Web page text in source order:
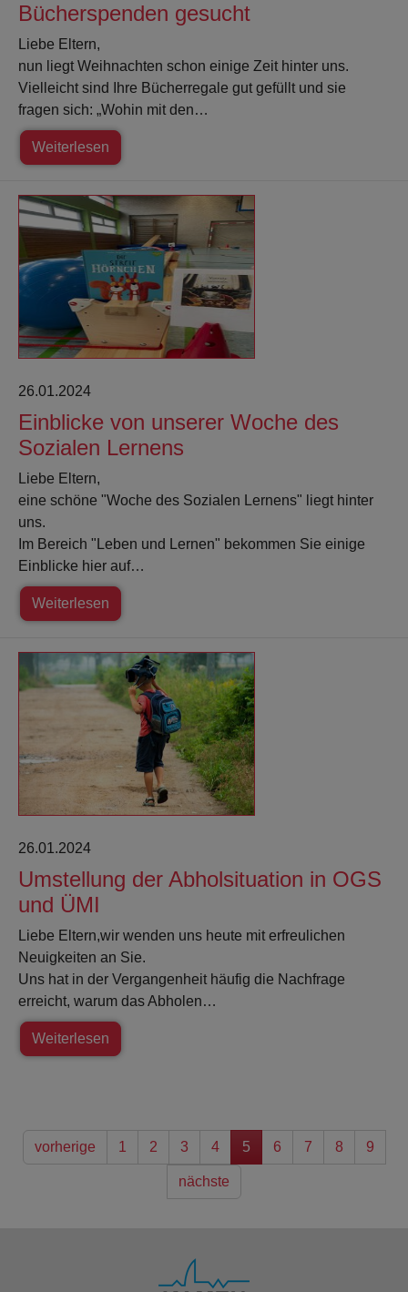
Bücherspenden gesucht
Liebe Eltern,
nun liegt Weihnachten schon einige Zeit hinter uns.
Vielleicht sind Ihre Bücherregale gut gefüllt und sie
fragen sich: „Wohin mit den…
Weiterlesen
26.01.2024
Einblicke von unserer Woche des
Sozialen Lernens
Liebe Eltern,
eine schöne "Woche des Sozialen Lernens" liegt hinter
uns.
Im Bereich "Leben und Lernen" bekommen Sie einige
Einblicke hier auf…
Weiterlesen
26.01.2024
Umstellung der Abholsituation in OGS
und ÜMI
Liebe Eltern,wir wenden uns heute mit erfreulichen
Neuigkeiten an Sie.
Uns hat in der Vergangenheit häufig die Nachfrage
erreicht, warum das Abholen…
Weiterlesen
vorherige 1 2 3 4 5 6 7 8 9
nächste